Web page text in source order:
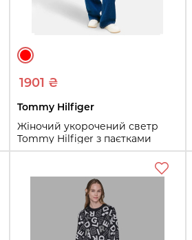
1901 ₴
Tommy Hilfiger
Жіночий укорочений светр
Tommy Hilfiger з паєтками
1160600425 (Червоний XL)
XL
Купити